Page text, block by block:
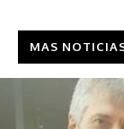
MAS